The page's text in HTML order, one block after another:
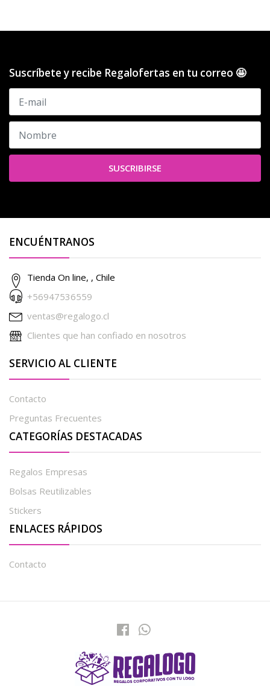
Suscríbete y recibe Regalofertas en tu correo 🤩
SUSCRIBIRSE
ENCUÉNTRANOS
Tienda On line, , Chile
+56947536559
ventas@regalogo.cl
Clientes que han confiado en nosotros
SERVICIO AL CLIENTE
Contacto
Preguntas Frecuentes
CATEGORÍAS DESTACADAS
Regalos Empresas
Bolsas Reutilizables
Stickers
ENLACES RÁPIDOS
Contacto